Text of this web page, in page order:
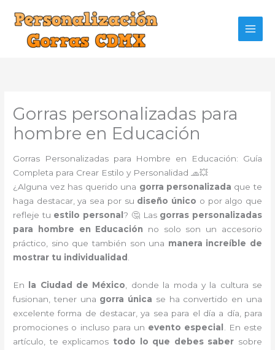
contenido
Gorras personalizadas para
hombre en Educación
Gorras Personalizadas para Hombre en Educación: Guía
Completa para Crear Estilo y Personalidad 🧢💥
¿Alguna vez has querido una gorra personalizada que te
haga destacar, ya sea por su diseño único o por algo que
refleje tu estilo personal ? 🤔 Las gorras personalizadas
para hombre en Educación no solo son un accesorio
práctico, sino que también son una manera increíble de
mostrar tu individualidad .
En la Ciudad de México , donde la moda y la cultura se
fusionan, tener una gorra única se ha convertido en una
excelente forma de destacar, ya sea para el día a día, para
promociones o incluso para un evento especial
. En este
artículo, te explicamos todo lo que debes saber sobre